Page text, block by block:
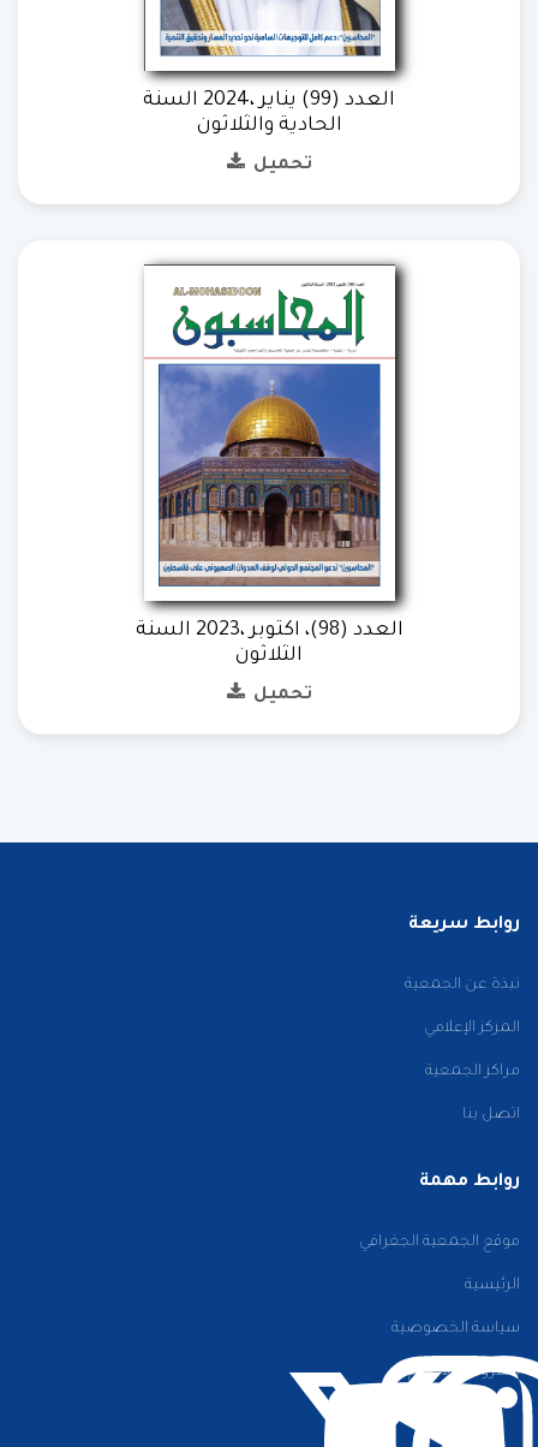
العدد (99) يناير ،2024 السنة
الحادية والثلاثون
تحميل
العدد (98)، اكتوبر ،2023 السنة
الثلاثون
تحميل
روابط سريعة
نبذة عن الجمعية
المركز الإعلامي
مراكز الجمعية
اتصل بنا
روابط مهمة
موقع الجمعية الجغرافي
الرئيسية
سياسة الخصوصية
الشروط والأحكام